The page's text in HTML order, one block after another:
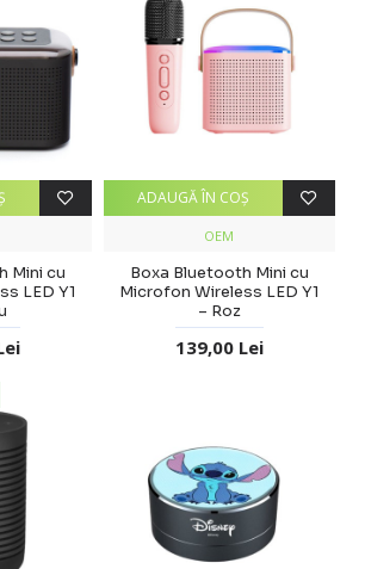
Mini cu
LED Y1
OEM
Boxa Bluetooth Mini cu
Microfon Wireless LED Y1
– Roz
139,00 Lei
ADAUGĂ ÎN COŞ